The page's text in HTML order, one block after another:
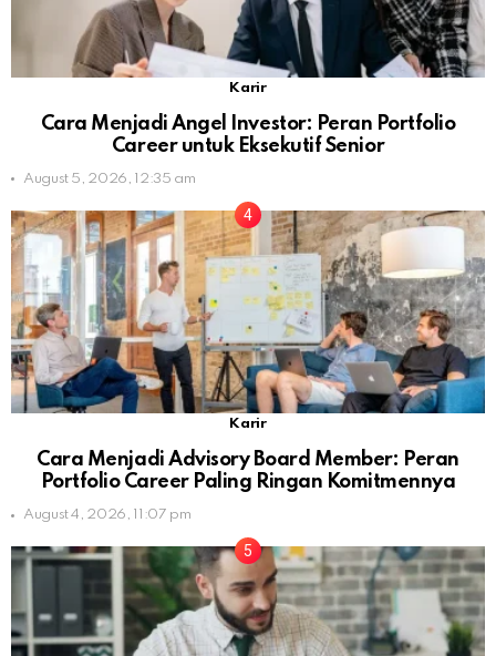
Karir
Cara Menjadi Angel Investor: Peran Portfolio
Career untuk Eksekutif Senior
August 5, 2026, 12:35 am
Karir
Cara Menjadi Advisory Board Member: Peran
Portfolio Career Paling Ringan Komitmennya
August 4, 2026, 11:07 pm